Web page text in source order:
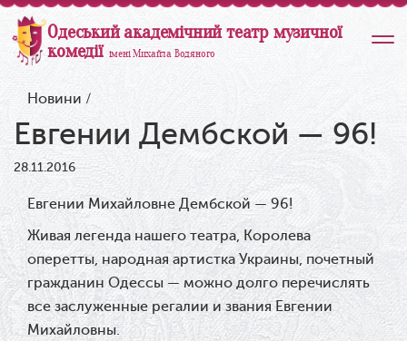
Одеський академічний театр музичної
комедії імені Михайла Водяного
Новини /
Евгении Дембской — 96!
28.11.2016
Евгении Михайловне Дембской — 96!
Живая легенда нашего театра, Королева
оперетты, народная артистка Украины, почетный
гражданин Одессы — можно долго перечислять
все заслуженные регалии и звания Евгении
Михайловны.